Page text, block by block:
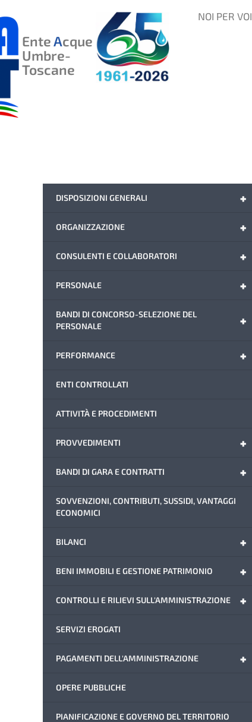
AL
CONTENUTO
EnteAcque
Umbre-
Toscane
NOI PER VOI
+
DISPOSIZIONI GENERALI
+
ORGANIZZAZIONE
+
CONSULENTI E COLLABORATORI
+
PERSONALE
+
BANDI DI CONCORSO-SELEZIONE DEL
PERSONALE
+
PERFORMANCE
ENTI CONTROLLATI
ATTIVITÀ E PROCEDIMENTI
+
PROVVEDIMENTI
+
BANDI DI GARA E CONTRATTI
SOVVENZIONI, CONTRIBUTI, SUSSIDI, VANTAGGI
ECONOMICI
+
BILANCI
+
BENI IMMOBILI E GESTIONE PATRIMONIO
+
CONTROLLI E RILIEVI SULL'AMMINISTRAZIONE
SERVIZI EROGATI
+
PAGAMENTI DELL'AMMINISTRAZIONE
OPERE PUBBLICHE
PIANIFICAZIONE E GOVERNO DEL TERRITORIO